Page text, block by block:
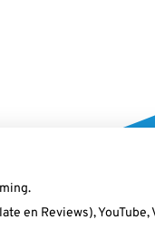
en Reviews), YouTube,